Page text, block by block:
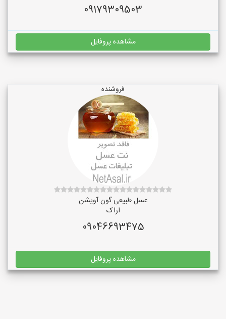
09179309503
مشاهده پروفایل
فروشنده
عسل طبیعی گون آویشن
اراک
09046693475
مشاهده پروفایل